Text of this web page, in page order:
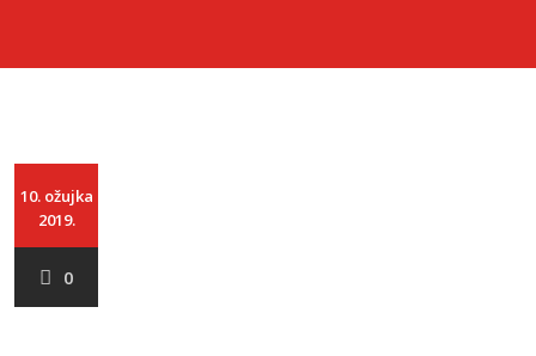
10. ožujka
2019.
0